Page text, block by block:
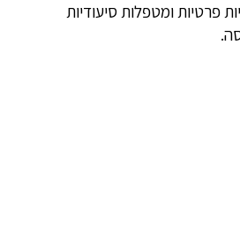
פרטיות ומטפלות סיעודיות